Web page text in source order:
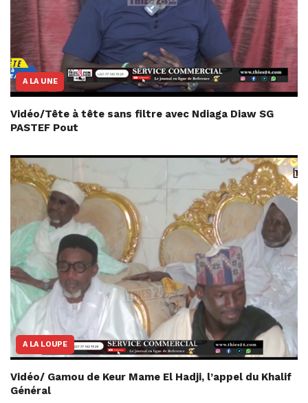
A LA UNE
Vidéo/Tête à tête sans filtre avec Ndiaga Diaw SG
PASTEF Pout
A LA LOUPE
Vidéo/ Gamou de Keur Mame El Hadji, l’appel du Khalif
Général